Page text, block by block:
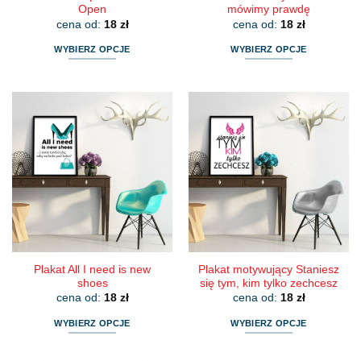
Open
cena od: 18 zł
WYBIERZ OPCJE
wiele
wariantów.
Opcje
można
wybrać
na
stronie
produktu
mówimy prawdę
cena od: 18 zł
WYBIERZ OPCJE
wiele
wariantów.
Opcje
można
wybrać
na
stronie
produktu
Plakat All I need is new
shoes
cena od: 18 zł
WYBIERZ OPCJE
Plakat motywujący Staniesz
się tym, kim tylko zechcesz
cena od: 18 zł
WYBIERZ OPCJE